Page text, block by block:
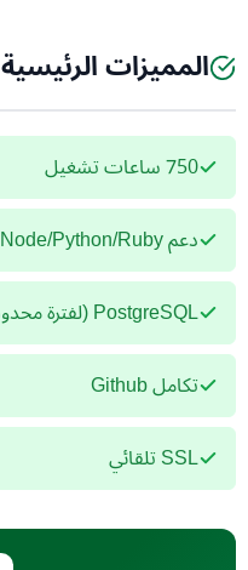
المميزات الرئيسية
750 ساعات تشغيل
دعم Node/Python/Ruby
PostgreSQL (لفترة محدودة)
تكامل Github
SSL تلقائي